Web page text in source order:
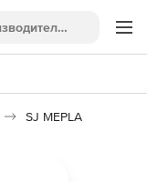
SJ MEPLA